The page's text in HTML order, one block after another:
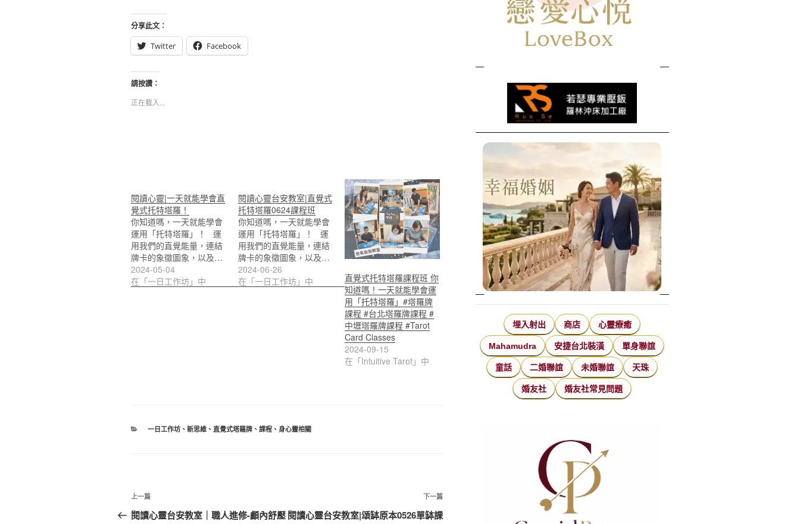
分享此文：
Twitter
Facebook
請按讚：
正在載入...
閱讀心靈|一天就能學會直
覺式托特塔羅！
你知道嗎，一天就能學會
運用「托特塔羅」！ 運
用我們的直覺能量，連結
牌卡的象徵圖象，以及…
2024-05-04
在「一日工作坊」中
閱讀心靈台安教室|直覺式
托特塔羅0624課程班
你知道嗎，一天就能學會
運用「托特塔羅」！ 運
用我們的直覺能量，連結
牌卡的象徵圖象，以及…
2024-06-26
在「一日工作坊」中
直覺式托特塔羅課程班 你
知道嗎！一天就能學會運
用「托特塔羅」#塔羅牌
課程 #台北塔羅牌課程 #
中壢塔羅牌課程 #Tarot
Card Classes
2024-09-15
在「Intuitive Tarot」中
分
一日工作坊、 新思維、 直覺式塔羅牌、 課程、 身心靈相關
文
章
上
一
上一篇
閱讀心靈台安教室｜職人進修-顱內舒壓
下
一
下一篇
閱讀心靈台安教室|頌缽原本0526單缽課
埋入射出 商店 心靈療癒
Mahamudra 安捷台北裝潢 單身聯誼
童話 二婚聯誼 未婚聯誼 天珠
婚友社 婚友社常見問題